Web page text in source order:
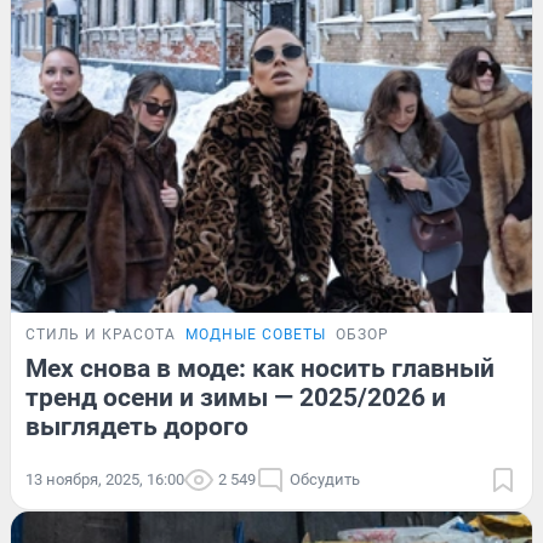
СТИЛЬ И КРАСОТА МОДНЫЕ СОВЕТЫ ОБЗОР
Мех снова в моде: как носить главный
тренд осени и зимы — 2025/2026 и
выглядеть дорого
13 ноября, 2025, 16:00 2 549 Обсудить